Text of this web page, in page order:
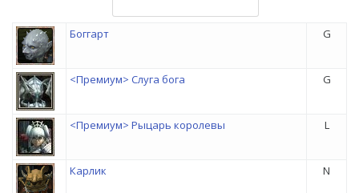
Боггарт G
<Премиум> Слуга бога G
<Премиум> Рыцарь королевы L
Карлик N